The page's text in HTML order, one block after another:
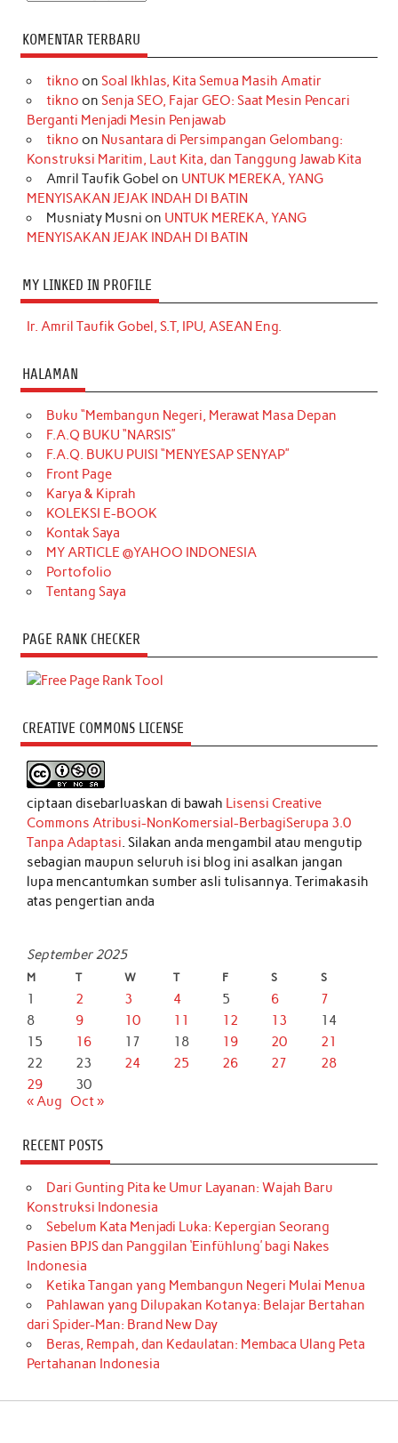
KOMENTAR TERBARU
tikno on Soal Ikhlas, Kita Semua Masih Amatir
tikno on Senja SEO, Fajar GEO: Saat Mesin Pencari
Berganti Menjadi Mesin Penjawab
tikno on Nusantara di Persimpangan Gelombang:
Konstruksi Maritim, Laut Kita, dan Tanggung Jawab Kita
Amril Taufik Gobel on UNTUK MEREKA, YANG
MENYISAKAN JEJAK INDAH DI BATIN
Musniaty Musni on UNTUK MEREKA, YANG
MENYISAKAN JEJAK INDAH DI BATIN
MY LINKED IN PROFILE
Ir. Amril Taufik Gobel, S.T, IPU, ASEAN Eng.
HALAMAN
Buku “Membangun Negeri, Merawat Masa Depan
F.A.Q BUKU “NARSIS”
F.A.Q. BUKU PUISI “MENYESAP SENYAP”
Front Page
Karya & Kiprah
KOLEKSI E-BOOK
Kontak Saya
MY ARTICLE @YAHOO INDONESIA
Portofolio
Tentang Saya
PAGE RANK CHECKER
CREATIVE COMMONS LICENSE
ciptaan disebarluaskan di bawah Lisensi Creative
Commons Atribusi-NonKomersial-BerbagiSerupa 3.0
Tanpa Adaptasi . Silakan anda mengambil atau mengutip
sebagian maupun seluruh isi blog ini asalkan jangan
lupa mencantumkan sumber asli tulisannya. Terimakasih
atas pengertian anda
September 2025
M T W T F S S
1 2 3 4 5 6
7
8
9 10 11 12 13
14
15
16 17 18 19 20
21
22
23 24 25 26 27
28
29
30
« Aug
Oct »
RECENT POSTS
Dari Gunting Pita ke Umur Layanan: Wajah Baru
Konstruksi Indonesia
Sebelum Kata Menjadi Luka: Kepergian Seorang
Pasien BPJS dan Panggilan ‘Einfühlung’ bagi Nakes
Indonesia
Ketika Tangan yang Membangun Negeri Mulai Menua
Pahlawan yang Dilupakan Kotanya: Belajar Bertahan
dari Spider-Man: Brand New Day
Beras, Rempah, dan Kedaulatan: Membaca Ulang Peta
Pertahanan Indonesia